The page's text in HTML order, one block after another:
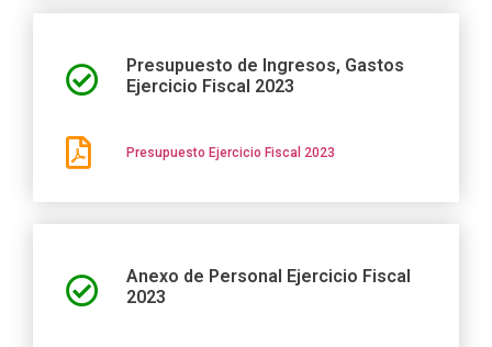
Presupuesto de Ingresos, Gastos
Ejercicio Fiscal 2023
Presupuesto Ejercicio Fiscal 2023
Anexo de Personal Ejercicio Fiscal
2023